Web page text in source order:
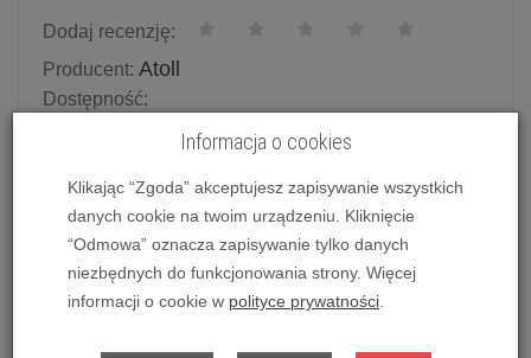
Dodaj recenzję:
Producent: Atoll
Dostępność:
Dostępność produktu deklarowana w magazynie
dostawcy.
Powiadom o dostępności
Historia ceny
Informacja o cookies
Klikając “Zgoda” akceptujesz zapisywanie wszystkich
danych cookie na twoim urządzeniu. Kliknięcie
“Odmowa” oznacza zapisywanie tylko danych
niezbędnych do funkcjonowania strony. Więcej
informacji o cookie w polityce prywatności